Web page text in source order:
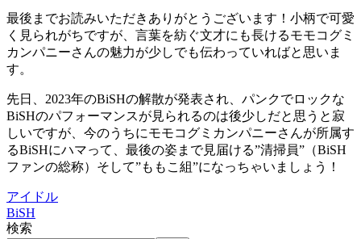
最後までお読みいただきありがとうございます！小柄で可愛
く見られがちですが、言葉を紡ぐ文才にも長けるモモコグミ
カンパニーさんの魅力が少しでも伝わっていればと思いま
す。
先日、2023年のBiSHの解散が発表され、パンクでロックな
BiSHのパフォーマンスが見られるのは後少しだと思うと寂
しいですが、今のうちにモモコグミカンパニーさんが所属す
るBiSHにハマって、最後の姿まで見届ける”清掃員”（BiSH
ファンの総称）そして”ももこ組”になっちゃいましょう！
アイドル
BiSH
検索